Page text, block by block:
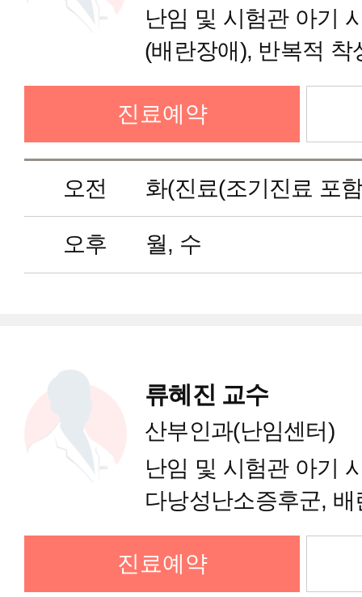
신생아집중치료클리닉
영유아건강검진
소아심장클리닉
소아응급진료클리닉
면역클리닉
시험관아기클리닉
인공수정클리닉
난임 및 시험관 아기
(배란장애), 반복적
착상전 유전진단
(난자냉동), 복강경·자
진료예약
오전 화(진료(조기진료 포
오후 월, 수
류혜진 교수
산부인과(난임센터)
난임 및 시험관 아기
다낭성난소증후군,
난자동결(Social
자궁경 수술
진료예약